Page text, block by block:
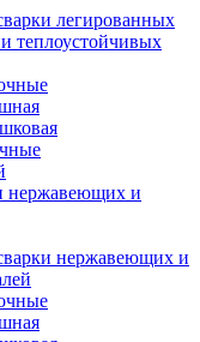
легированных
теплоустойчивых
нержавеющих и
нержавеющих и